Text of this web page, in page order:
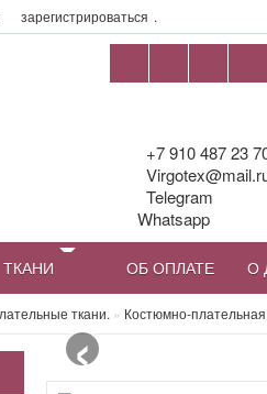
зарегистрироваться .
+7 910 487 23
Telegram
Whatsapp
ТКАНИ ОБ ОПЛАТЕ О
ткани. » Костюмно-
‹